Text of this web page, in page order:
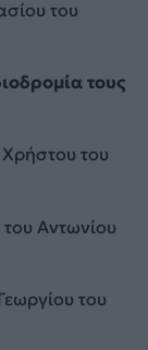
του
τους
του
Αντωνίου
του